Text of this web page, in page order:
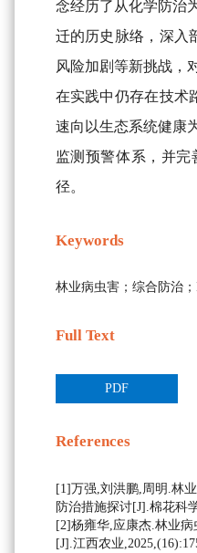
念经历了从化学防治
迁的历史脉络，深入
风险加剧等新挑战，
在实践中仍存在技术
速向以生态系统健康
监测预警体系，并
径。
Keywords
林业病虫害；综合防治
Full Text
PDF
References
[1]万强,刘洪鹏,周明.林
防治措施探讨[J].棉花科
[2]杨雍华,应康杰.林业
[J].江西农业